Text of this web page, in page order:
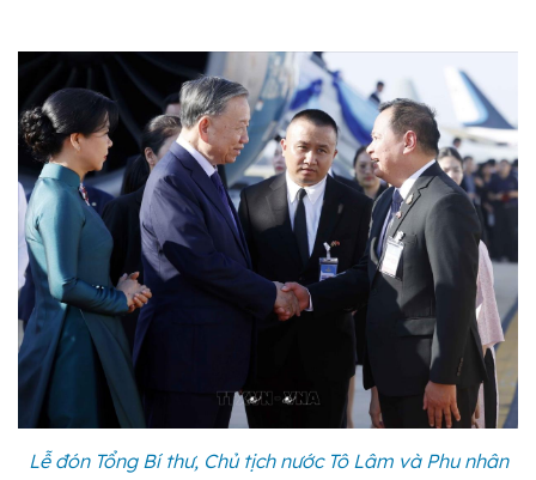
Lễ đón Tổng Bí thư, Chủ tịch nước Tô Lâm và Phu nhân